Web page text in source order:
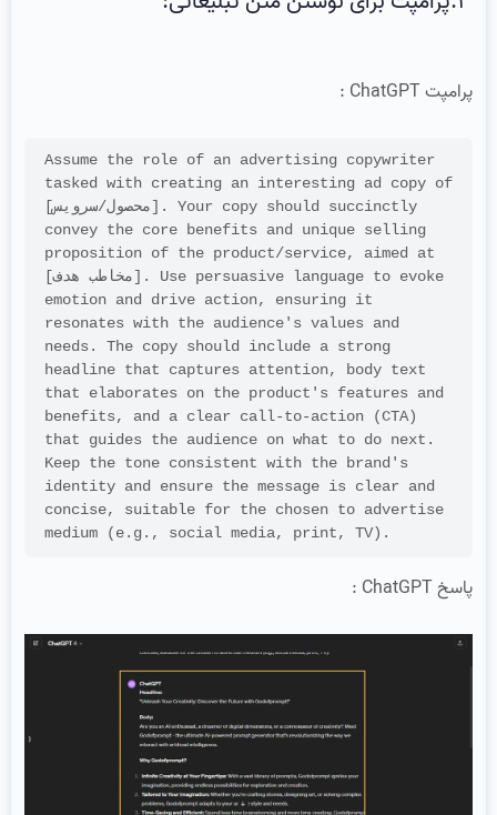
پرامپت ChatGPT :
Assume the role of an advertising copywriter
tasked with creating an interesting ad copy of
[محصول/سرویس]. Your copy should succinctly
convey the core benefits and unique selling
proposition of the product/service, aimed at
[مخاطب هدف]. Use persuasive language to evoke
emotion and drive action, ensuring it
resonates with the audience's values and
needs. The copy should include a strong
headline that captures attention, body text
that elaborates on the product's features and
benefits, and a clear call-to-action (CTA)
that guides the audience on what to do next.
Keep the tone consistent with the brand's
identity and ensure the message is clear and
concise, suitable for the chosen to advertise
medium (e.g., social media, print, TV).
پاسخ ChatGPT :